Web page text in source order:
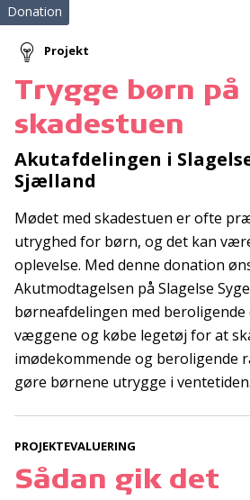
Donation
Projekt
Trygge børn på
skadestuen
Akutafdelingen i
Sjælland
Mødet med skadestuen er ofte
utryghed for børn, og det kan
oplevelse. Med denne donation
Akutmodtagelsen på Slagelse
børneafdelingen med
væggene og købe legetøj for at
imødekommende og beroligende
gøre børnene utrygge i ventetiden.
PROJEKTEVALUERING
Sådan gik det
Tilmeld nyhedsbrev
De seneste nyheder om TrygFondens
aktiviteter direkte i din indbakke.
Tilmeld
Kontakt
TrygFonden